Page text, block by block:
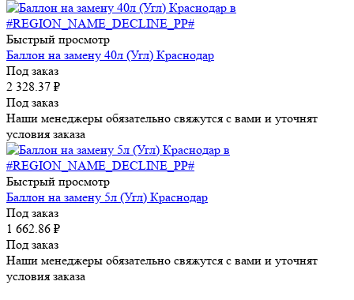
Быстрый просмотр
Баллон на замену 40л (Угл) Краснодар
Под заказ
2 328.37 ₽
Под заказ
Наши менеджеры обязательно свяжутся с вами и уточнят
условия заказа
Быстрый просмотр
Баллон на замену 5л (Угл) Краснодар
Под заказ
1 662.86 ₽
Под заказ
Наши менеджеры обязательно свяжутся с вами и уточнят
условия заказа